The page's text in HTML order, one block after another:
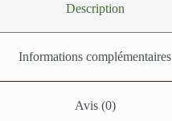
Description
Informations complémentaires
Avis (0)